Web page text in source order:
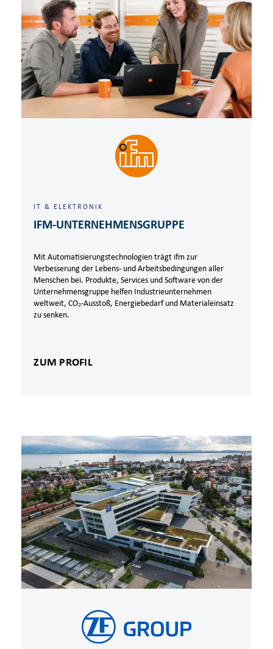
IT & ELEKTRONIK
IFM-UNTERNEHMENSGRUPPE
Mit Automatisierungstechnologien trägt ifm zur
Verbesserung der Lebens- und Arbeitsbedingungen aller
Menschen bei. Produkte, Services und Software von der
Unternehmensgruppe helfen Industrieunternehmen
weltweit, CO₂-Ausstoß, Energiebedarf und Materialeinsatz
zu senken.
ZUM PROFIL